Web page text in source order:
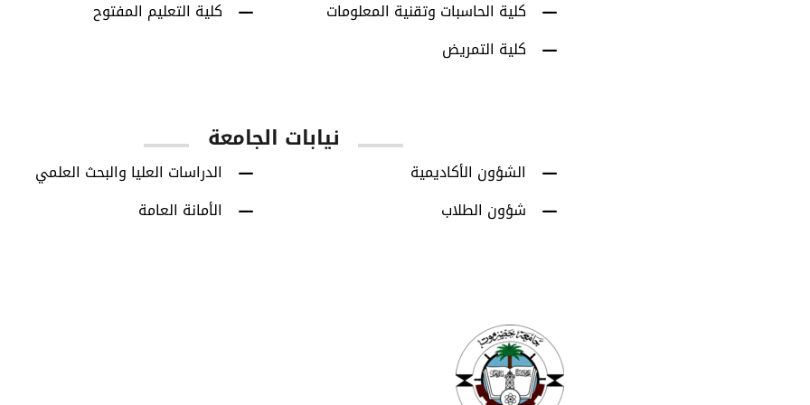
كلية التعليم المفتوح
كلية الحاسبات وتقنية المعلومات
كلية التمريض
نيابات الجامعة
الدراسات العليا والبحث العلمي
الأمانة العامة
الشؤون الأكاديمية
شؤون الطلاب